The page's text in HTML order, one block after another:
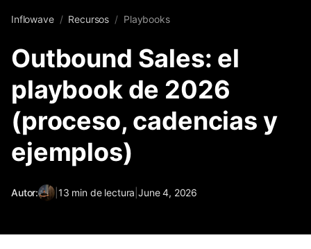
Inflowave / Recursos / Playbooks
Outbound Sales: el
playbook de 2026
(proceso, cadencias y
ejemplos)
Autor: 13 min de lectura |June 4, 2026